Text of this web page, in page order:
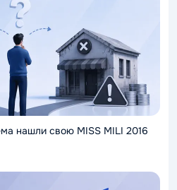
нашли свою MISS MILI 2016